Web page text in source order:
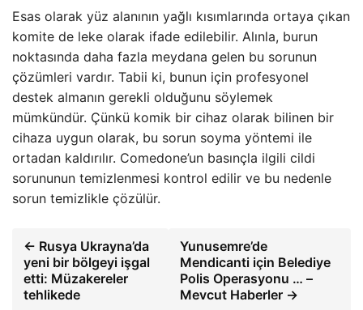
Esas olarak yüz alanının yağlı kısımlarında ortaya çıkan
komite de leke olarak ifade edilebilir. Alınla, burun
noktasında daha fazla meydana gelen bu sorunun
çözümleri vardır. Tabii ki, bunun için profesyonel
destek almanın gerekli olduğunu söylemek
mümkündür. Çünkü komik bir cihaz olarak bilinen bir
cihaza uygun olarak, bu sorun soyma yöntemi ile
ortadan kaldırılır. Comedone’un basınçla ilgili cildi
sorununun temizlenmesi kontrol edilir ve bu nedenle
sorun temizlikle çözülür.
← Rusya Ukrayna’da
yeni bir bölgeyi işgal
etti: Müzakereler
tehlikede
Yunusemre’de
Mendicanti için Belediye
Polis Operasyonu … –
Mevcut Haberler →